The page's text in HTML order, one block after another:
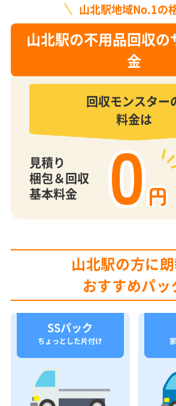
山北駅地域No.1の
山北駅の不用品回収の
金
回収モンスター
料金は
見積り
梱包＆回収
基本料金
0円
山北駅の方に朗
おすすめパッ
SSパック
ちょっとした片付け